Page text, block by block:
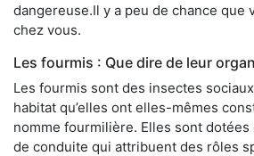
dangereuse.Il y a peu de chance que
chez vous.
Les fourmis : Que dire de leur
Les fourmis sont des insectes
habitat qu’elles ont elles-mêmes
nomme fourmilière. Elles sont
de conduite qui attribuent des rôles